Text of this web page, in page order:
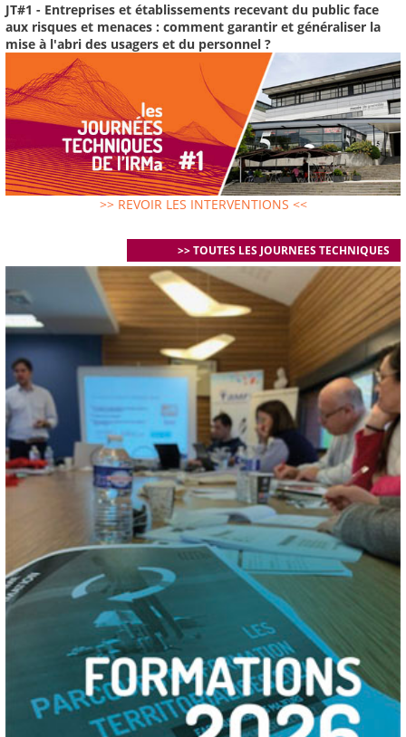
JT#1 - Entreprises et établissements recevant du public face
aux risques et menaces : comment garantir et généraliser la
mise à l'abri des usagers et du personnel ?
>> REVOIR LES INTERVENTIONS <<
>> TOUTES LES JOURNEES TECHNIQUES